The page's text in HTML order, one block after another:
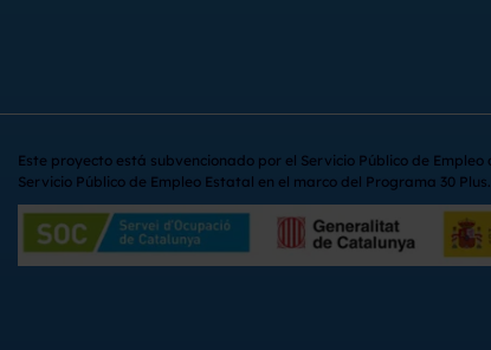
Este proyecto está subvencionado por el Servicio Público de Empleo
Servicio Público de Empleo Estatal en el marco del Programa 30 Plus.